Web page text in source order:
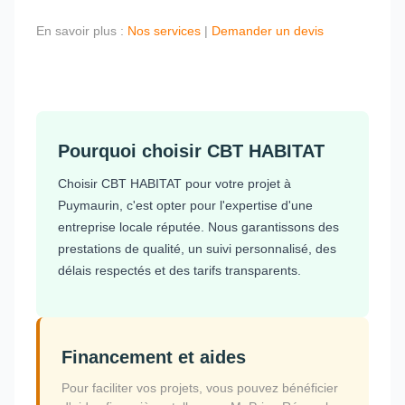
En savoir plus : Nos services | Demander un devis
Pourquoi choisir CBT HABITAT
Choisir CBT HABITAT pour votre projet à
Puymaurin, c'est opter pour l'expertise d'une
entreprise locale réputée. Nous garantissons des
prestations de qualité, un suivi personnalisé, des
délais respectés et des tarifs transparents.
Financement et aides
Pour faciliter vos projets, vous pouvez bénéficier